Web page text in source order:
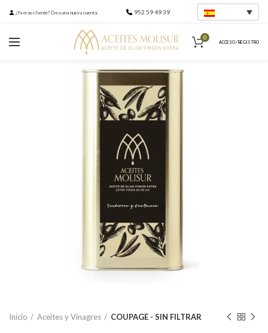
¿Ya eras cliente? Crea una nueva cuenta. 952 59 49 39
0
ACCESO / REGISTRO
Inicio Aceites y Vinagres COUPAGE - SIN FILTRAR